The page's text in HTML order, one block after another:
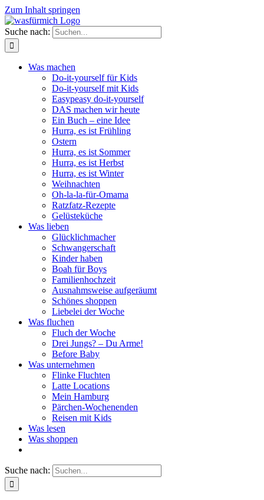
Zum Inhalt springen
Suche nach:
Was machen
Do-it-yourself für Kids
Do-it-yourself mit Kids
Easypeasy do-it-yourself
DAS machen wir heute
Ein Buch – eine Idee
Hurra, es ist Frühling
Ostern
Hurra, es ist Sommer
Hurra, es ist Herbst
Hurra, es ist Winter
Weihnachten
Oh-la-la-für-Omama
Ratzfatz-Rezepte
Gelüsteküche
Was lieben
Glücklichmacher
Schwangerschaft
Kinder haben
Boah für Boys
Familienhochzeit
Ausnahmsweise aufgeräumt
Schönes shoppen
Liebelei der Woche
Was fluchen
Fluch der Woche
Drei Jungs? – Du Arme!
Before Baby
Was unternehmen
Flinke Fluchten
Latte Locations
Mein Hamburg
Pärchen-Wochenenden
Reisen mit Kids
Was lesen
Was shoppen
Suche nach: